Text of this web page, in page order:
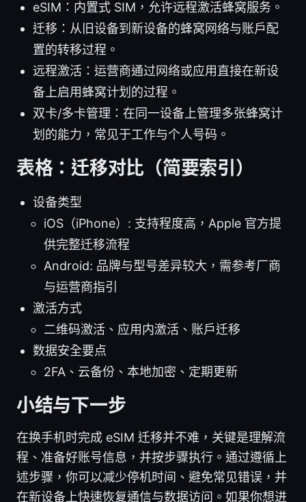
eSIM：内置式 SIM，允许远程激活蜂窝服务。
迁移：从旧设备到新设备的蜂窝网络与账户配
置的转移过程。
远程激活：运营商通过网络或应用直接在新设
备上启用蜂窝计划的过程。
双卡/多卡管理：在同一设备上管理多张蜂窝计
划的能力，常见于工作与个人号码。
表格：迁移对比（简要索引）
设备类型
iOS（iPhone）: 支持程度高，Apple 官方提
供完整迁移流程
Android: 品牌与型号差异较大，需参考厂商
与运营商指引
激活方式
二维码激活、应用内激活、账户迁移
数据安全要点
2FA、云备份、本地加密、定期更新
小结与下一步
在换手机时完成 eSIM 迁移并不难，关键是理解流
程、准备好账号信息，并按步骤执行。通过遵循上
述步骤，你可以减少停机时间、避免常见错误，并
在新设备上快速恢复通信与数据访问。如果你想进